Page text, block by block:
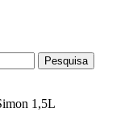
Pesquisa
1,5L